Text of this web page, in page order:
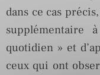
dans ce cas
supplémentaire
quotidien » et
ceux qui ont